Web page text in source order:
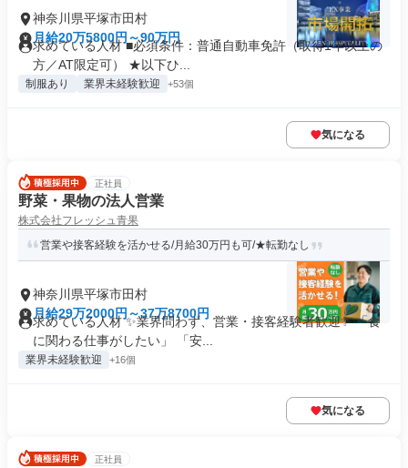
神奈川県平塚市田村
月給20万5800円～90万円
求めている人材 ■必須条件：普通自動車免許（取得1年以上の
方／AT限定可） ★以下ひ...
制服あり 業界未経験歓迎 +53個
気になる
正社員
野菜・果物の法人営業
株式会社フレッシュ青果
営業や接客経験を活かせる/月給30万円も可/★転勤なし
神奈川県平塚市田村
月給29万2000円～37万8700円
求めている人材 ✨業界問わず、営業・接客経験者歓迎✨ 「食
に関わる仕事がしたい」 「安...
業界未経験歓迎 +16個
気になる
正社員